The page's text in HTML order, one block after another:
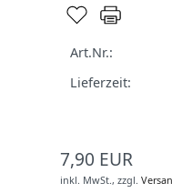
Art.Nr.:
Lieferzeit:
7,90 EUR
inkl. MwSt., zzgl.